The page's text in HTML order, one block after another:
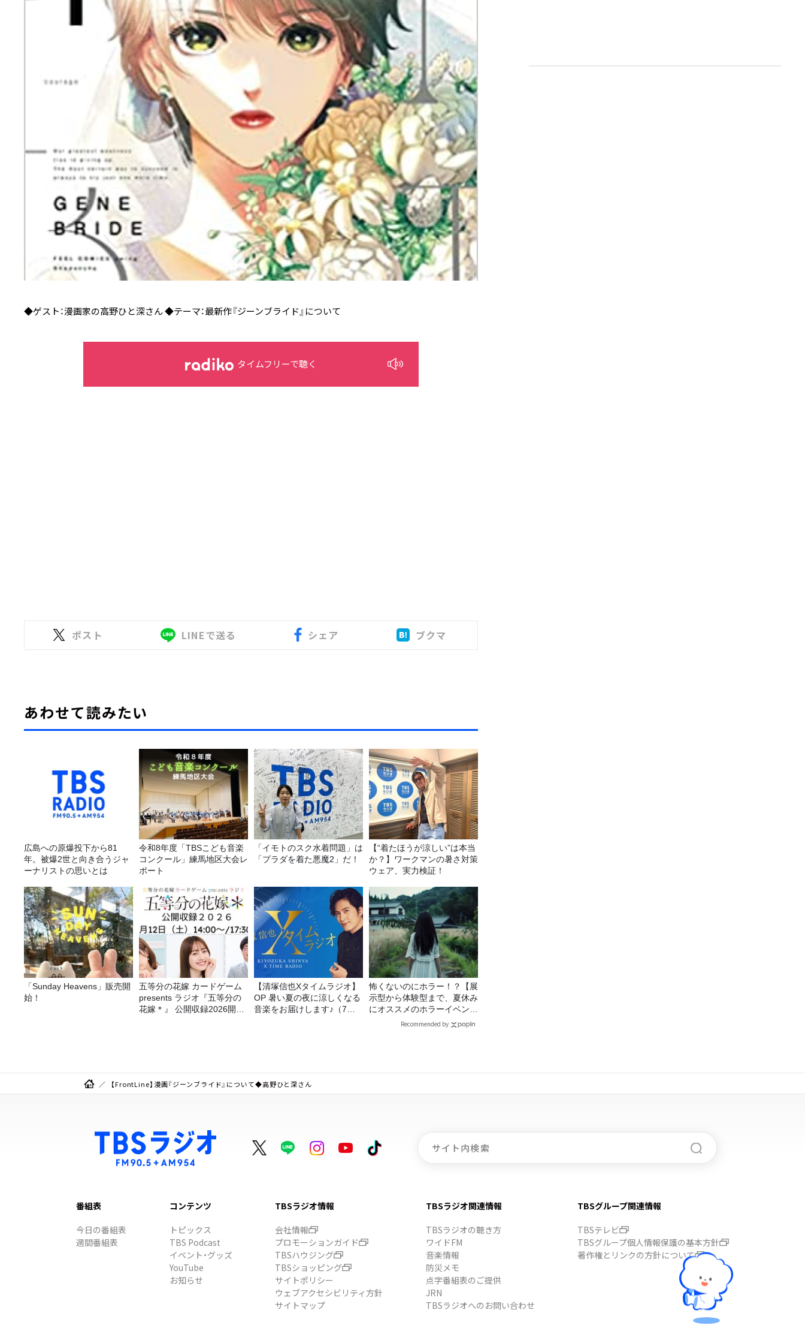
◆ゲスト：漫画家の高野ひと深さん ◆テーマ：最新作『ジーンブライド』について
タイムフリーで聴く
ポスト LINEで送る シェア ブクマ
あわせて読みたい
広島への原爆投下から81
年。被爆2世と向き合うジャ
ーナリストの思いとは
令和8年度「TBSこども音楽
コンクール」練馬地区大会レ
ポート
「イモトのスク水着問題」は
「プラダを着た悪魔2」だ！
【“着たほうが涼しい”は本当
か？】ワークマンの暑さ対策
ウェア、実力検証！
「Sunday Heavens」販売開
始！
五等分の花嫁 カードゲーム
presents ラジオ『五等分の
花嫁＊』 公開収録2026開催
【清塚信也Xタイムラジオ】
OP 暑い夏の夜に涼しくなる
音楽をお届けします♪（7月
怖くないのにホラー！？【展
示型から体験型まで、夏休み
にオススメのホラーイベン
Recommended by
【FrontLine】漫画『ジーンブライド』について◆高野ひと深さん
番組表
今日の番組表
週間番組表
コンテンツ
トピックス
TBS Podcast
イベント・グッズ
YouTube
お知らせ
TBSラジオ情報
会社情報
プロモーションガイド
TBSハウジング
TBSショッピング
サイトポリシー
ウェブアクセシビリティ方針
サイトマップ
TBSラジオ関連情報
TBSラジオの聴き方
ワイドFM
音楽情報
防災メモ
点字番組表のご提供
JRN
TBSラジオへのお問い合わせ
TBSグループ関連情報
TBSテレビ
TBSグループ個人情報保護の基本方針
著作権とリンクの方針について